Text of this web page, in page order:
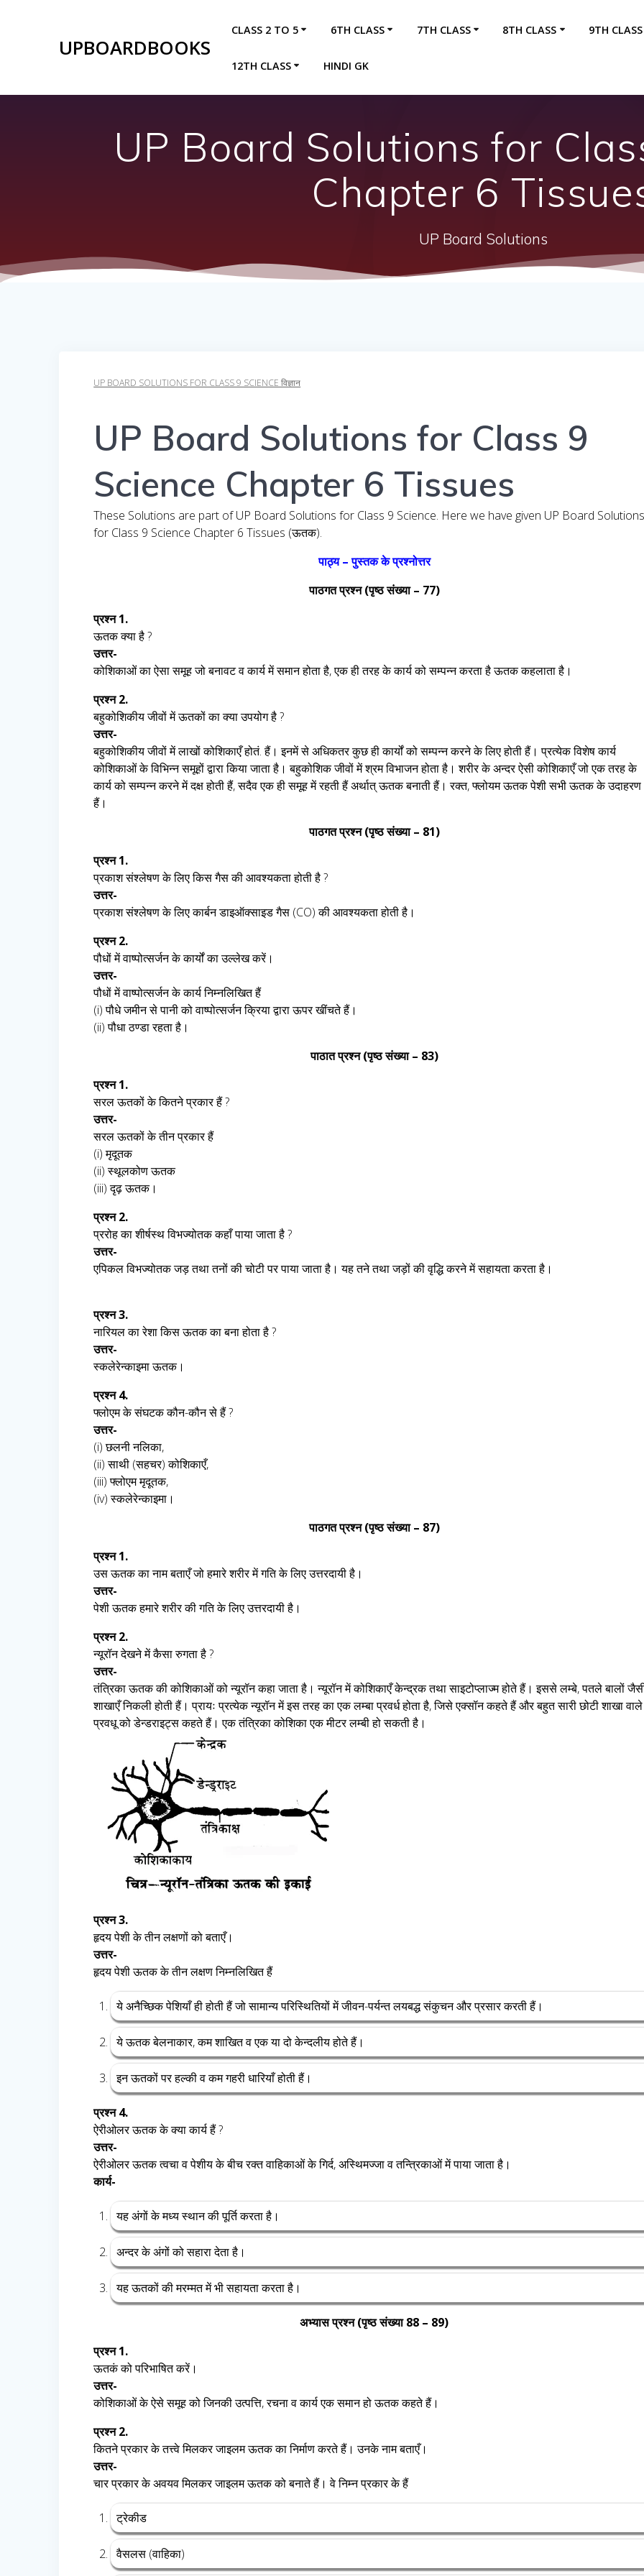
UPBOARDBOOKS
CLASS 2 TO 5 6TH CLASS 7TH CLASS 8TH CLASS 9TH CLASS
12TH CLASS HINDI GK
UP Board Solutions for
Chapter 6
UP Board Solutions
UP BOARD SOLUTIONS FOR CLASS 9 SCIENCE विज्ञान
UP Board Solutions for Class 9
Science Chapter 6 Tissues
These Solutions are part of UP Board Solutions for Class 9 Science. Here we have given UP Board
for Class 9 Science Chapter 6 Tissues (ऊतक).
पाठ्य – पुस्तक के प्रश्नोत्तर
पाठगत प्रश्न (पृष्ठ संख्या – 77)
प्रश्न 1.
ऊतक क्या है ?
उत्तर-
कोशिकाओं का ऐसा समूह जो बनावट व कार्य में समान होता है, एक ही तरह के कार्य को सम्पन्न करता है ऊतक कहलाता है।
प्रश्न 2.
बहुकोशिकीय जीवों में ऊतकों का क्या उपयोग है ?
उत्तर-
बहुकोशिकीय जीवों में लाखों कोशिकाएँ होतं. हैं। इनमें से अधिकतर कुछ ही कार्यों को सम्पन्न करने के लिए होती हैं। प्रत्येक विशेष कार्य
कोशिकाओं के विभिन्न समूहों द्वारा किया जाता है। बहुकोशिक जीवों में श्रम विभाजन होता है। शरीर के अन्दर ऐसी कोशिकाएँ जो एक तरह के
कार्य को सम्पन्न करने में दक्ष होती हैं, सदैव एक ही समूह में रहती हैं अर्थात् ऊतक बनाती हैं। रक्त, फ्लोयम ऊतक पेशी सभी ऊतक के उदाहरण
हैं।
पाठगत प्रश्न (पृष्ठ संख्या – 81)
प्रश्न 1.
प्रकाश संश्लेषण के लिए किस गैस की आवश्यकता होती है ?
उत्तर-
प्रकाश संश्लेषण के लिए कार्बन डाइऑक्साइड गैस (CO) की आवश्यकता होती है।
प्रश्न 2.
पौधों में वाष्पोत्सर्जन के कार्यों का उल्लेख करें।
उत्तर-
पौधों में वाष्पोत्सर्जन के कार्य निम्नलिखित हैं
(i) पौधे जमीन से पानी को वाष्पोत्सर्जन क्रिया द्वारा ऊपर खींचते हैं।
(ii) पौधा ठण्डा रहता है।
पाठात प्रश्न (पृष्ठ संख्या – 83)
प्रश्न 1.
सरल ऊतकों के कितने प्रकार हैं ?
उत्तर-
सरल ऊतकों के तीन प्रकार हैं
(i) मृदूतक
(ii) स्थूलकोण ऊतक
(iii) दृढ़ ऊतक।
प्रश्न 2.
प्ररोह का शीर्षस्थ विभज्योतक कहाँ पाया जाता है ?
उत्तर-
एपिकल विभज्योतक जड़ तथा तनों की चोटी पर पाया जाता है। यह तने तथा जड़ों की वृद्धि करने में सहायता करता है।
प्रश्न 3.
नारियल का रेशा किस ऊतक का बना होता है ?
उत्तर-
स्कलेरेन्काइमा ऊतक।
प्रश्न 4.
फ्लोएम के संघटक कौन-कौन से हैं ?
उत्तर-
(i) छलनी नलिका,
(ii) साथी (सहचर) कोशिकाएँ,
(iii) फ्लोएम मृदूतक,
(iv) स्कलेरेन्काइमा।
पाठगत प्रश्न (पृष्ठ संख्या – 87)
प्रश्न 1.
उस ऊतक का नाम बताएँ जो हमारे शरीर में गति के लिए उत्तरदायी है।
उत्तर-
पेशी ऊतक हमारे शरीर की गति के लिए उत्तरदायी है।
प्रश्न 2.
न्यूरॉन देखने में कैसा रुगता है ?
उत्तर-
तंत्रिका ऊतक की कोशिकाओं को न्यूरॉन कहा जाता है। न्यूरॉन में कोशिकाएँ केन्द्रक तथा साइटोप्लाज्म होते हैं। इससे लम्बे, पतले बालों
शाखाएँ निकली होती हैं। प्रायः प्रत्येक न्यूरॉन में इस तरह का एक लम्बा प्रवर्ध होता है, जिसे एक्सॉन कहते हैं और बहुत सारी छोटी शाखा वाले
प्रवधू को डेन्डराइट्स कहते हैं। एक तंत्रिका कोशिका एक मीटर लम्बी हो सकती है।
प्रश्न 3.
हृदय पेशी के तीन लक्षणों को बताएँ।
उत्तर-
हृदय पेशी ऊतक के तीन लक्षण निम्नलिखित हैं
ये अनैच्छिक पेशियाँ ही होती हैं जो सामान्य परिस्थितियों में जीवन-पर्यन्त लयबद्ध संकुचन और प्रसार करती हैं।
ये ऊतक बेलनाकार, कम शाखित व एक या दो केन्दलीय होते हैं।
इन ऊतकों पर हल्की व कम गहरी धारियाँ होती हैं।
प्रश्न 4.
ऐरीओलर ऊतक के क्या कार्य हैं ?
उत्तर-
ऐरीओलर ऊतक त्वचा व पेशीय के बीच रक्त वाहिकाओं के गिर्द, अस्थिमज्जा व तन्त्रिकाओं में पाया जाता है।
कार्य-
यह अंगों के मध्य स्थान की पूर्ति करता है।
अन्दर के अंगों को सहारा देता है।
यह ऊतकों की मरम्मत में भी सहायता करता है।
अभ्यास प्रश्न (पृष्ठ संख्या 88 – 89)
प्रश्न 1.
ऊतकं को परिभाषित करें।
उत्तर-
कोशिकाओं के ऐसे समूह को जिनकी उत्पत्ति, रचना व कार्य एक समान हो ऊतक कहते हैं।
प्रश्न 2.
कितने प्रकार के तत्त्वे मिलकर जाइलम ऊतक का निर्माण करते हैं। उनके नाम बताएँ।
उत्तर-
चार प्रकार के अवयव मिलकर जाइलम ऊतक को बनाते हैं। वे निम्न प्रकार के हैं
ट्रेकीड
वैसलस (वाहिका)